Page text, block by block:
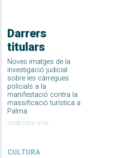
Darrers
titulars
Noves imatges de la
investigació judicial
sobre les càrregues
policials a la
manifestació contra la
massificació turística a
Palma
07/08/2026 10:44
CULTURA